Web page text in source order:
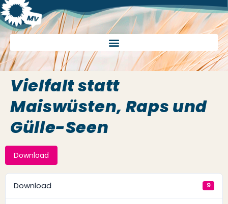
Vielfalt statt
Maiswüsten, Raps und
Gülle-Seen
Download
Download 9